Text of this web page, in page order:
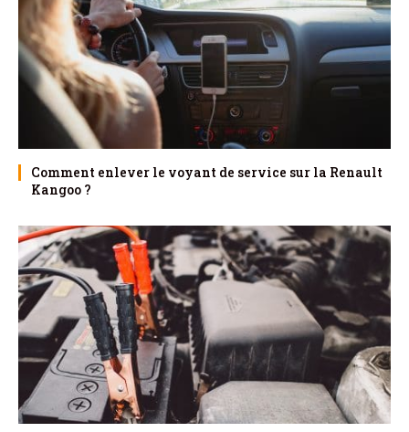
Comment enlever le voyant de service sur la Renault
Kangoo ?